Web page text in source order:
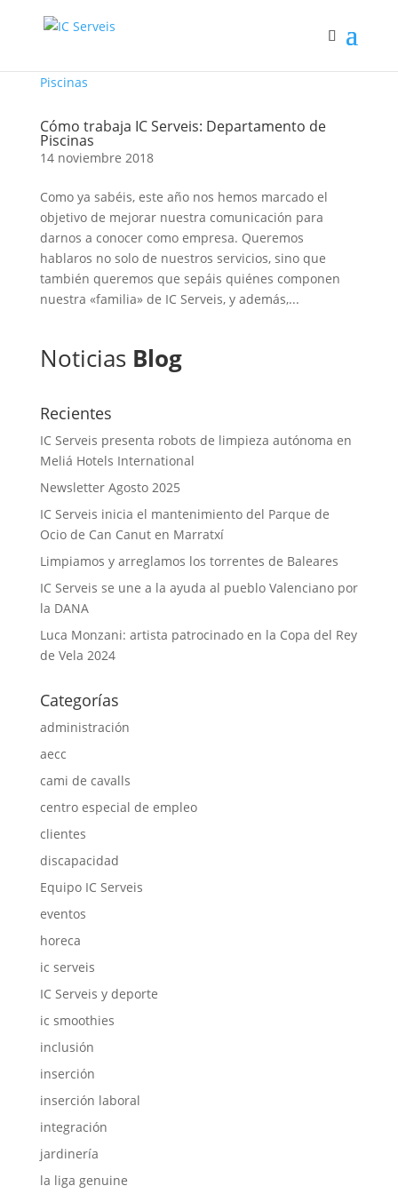
Cómo trabaja IC Serveis: Departamento de
Piscinas
14 noviembre 2018
Como ya sabéis, este año nos hemos marcado el
objetivo de mejorar nuestra comunicación para
darnos a conocer como empresa. Queremos
hablaros no solo de nuestros servicios, sino que
también queremos que sepáis quiénes componen
nuestra «familia» de IC Serveis, y además,...
Noticias Blog
Recientes
IC Serveis presenta robots de limpieza autónoma en
Meliá Hotels International
Newsletter Agosto 2025
IC Serveis inicia el mantenimiento del Parque de
Ocio de Can Canut en Marratxí
Limpiamos y arreglamos los torrentes de Baleares
IC Serveis se une a la ayuda al pueblo Valenciano por
la DANA
Luca Monzani: artista patrocinado en la Copa del Rey
de Vela 2024
Categorías
administración
aecc
cami de cavalls
centro especial de empleo
clientes
discapacidad
Equipo IC Serveis
eventos
horeca
ic serveis
IC Serveis y deporte
ic smoothies
inclusión
inserción
inserción laboral
integración
jardinería
la liga genuine